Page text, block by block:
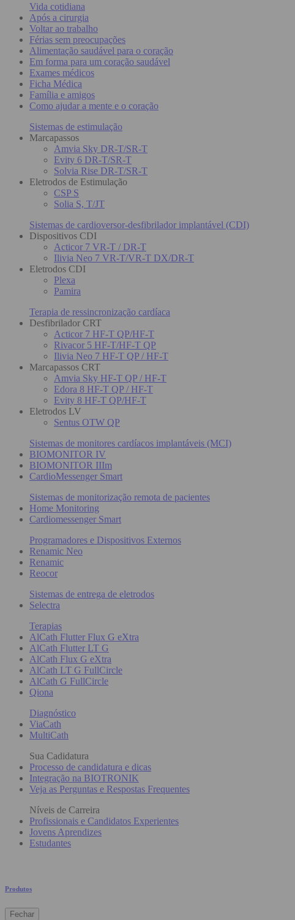
Vida cotidiana
Após a cirurgia
Voltar ao trabalho
Férias sem preocupações
Alimentação saudável para o coração
Em forma para um coração saudável
Exames médicos
Ficha Médica
Família e amigos
Como ajudar a mente e o coração
Sistemas de estimulação
Marcapassos
Amvia Sky DR-T/SR-T
Evity 6 DR-T/SR-T
Solvia Rise DR-T/SR-T
Eletrodos de Estimulação
CSP S
Solia S, T/JT
Sistemas de cardioversor-desfibrilador implantável (CDI)
Dispositivos CDI
Acticor 7 VR-T / DR-T
Ilivia Neo 7 VR-T/VR-T DX/DR-T
Eletrodos CDI
Plexa
Pamira
Terapia de ressincronização cardíaca
Desfibrilador CRT
Acticor 7 HF-T QP/HF-T
Rivacor 5 HF-T/HF-T QP
Ilivia Neo 7 HF-T QP / HF-T
Marcapassos CRT
Amvia Sky HF-T QP / HF-T
Edora 8 HF-T QP / HF-T
Evity 8 HF-T QP/HF-T
Eletrodos LV
Sentus OTW QP
Sistemas de monitores cardíacos implantáveis (MCI)
BIOMONITOR IV
BIOMONITOR IIIm
CardioMessenger Smart
Sistemas de monitorização remota de pacientes
Home Monitoring
Cardiomessenger Smart
Programadores e Dispositivos Externos
Renamic Neo
Renamic
Reocor
Sistemas de entrega de eletrodos
Selectra
Terapias
AlCath Flutter Flux G eXtra
AlCath Flutter LT G
AlCath Flux G eXtra
AlCath LT G FullCircle
AlCath G FullCircle
Qiona
Diagnóstico
ViaCath
MultiCath
Sua Cadidatura
Processo de candidatura e dicas
Integração na BIOTRONIK
Veja as Perguntas e Respostas Frequentes
Níveis de Carreira
Profissionais e Candidatos Experientes
Jovens Aprendizes
Estudantes
Produtos
Fechar